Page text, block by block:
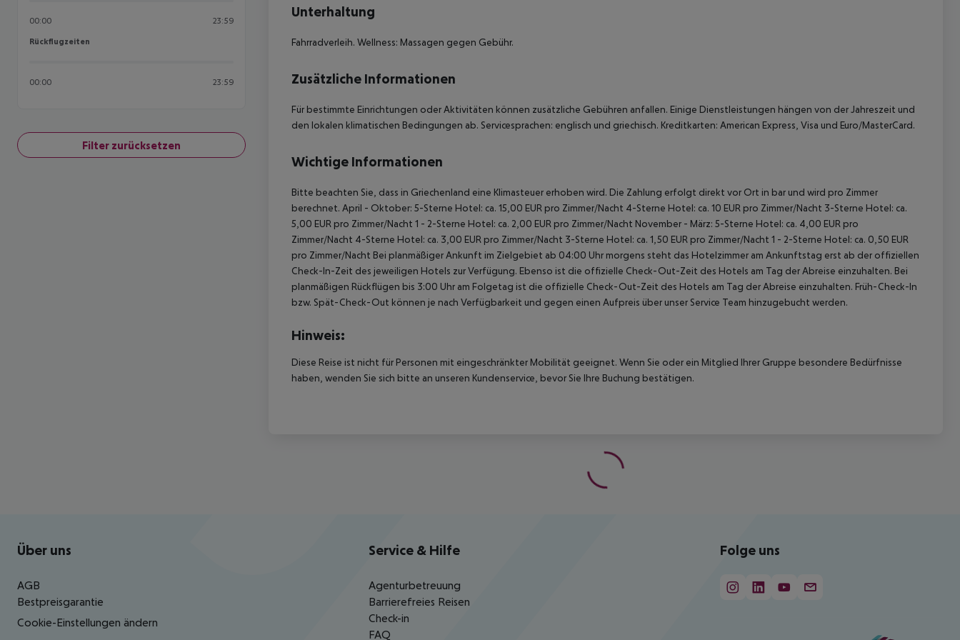
00:00 23:59
Rückflugzeiten
Rückflugzeiten
00:00 23:59
Filter zurücksetzen
Unterhaltung
Fahrradverleih. Wellness: Massagen gegen Gebühr.
Zusätzliche Informationen
Für bestimmte Einrichtungen oder Aktivitäten können zusätzliche Gebühren anfallen. Einige Dienstleistungen hängen von der Jahreszeit und
den lokalen klimatischen Bedingungen ab. Servicesprachen: englisch und griechisch. Kreditkarten: American Express, Visa und Euro/MasterCard.
Wichtige Informationen
Bitte beachten Sie, dass in Griechenland eine Klimasteuer erhoben wird. Die Zahlung erfolgt direkt vor Ort in bar und wird pro Zimmer
berechnet. April - Oktober: 5-Sterne Hotel: ca. 15,00 EUR pro Zimmer/Nacht 4-Sterne Hotel: ca. 10 EUR pro Zimmer/Nacht 3-Sterne Hotel: ca.
5,00 EUR pro Zimmer/Nacht 1 - 2-Sterne Hotel: ca. 2,00 EUR pro Zimmer/Nacht November - März: 5-Sterne Hotel: ca. 4,00 EUR pro
Zimmer/Nacht 4-Sterne Hotel: ca. 3,00 EUR pro Zimmer/Nacht 3-Sterne Hotel: ca. 1,50 EUR pro Zimmer/Nacht 1 - 2-Sterne Hotel: ca. 0,50 EUR
pro Zimmer/Nacht Bei planmäßiger Ankunft im Zielgebiet ab 04:00 Uhr morgens steht das Hotelzimmer am Ankunftstag erst ab der offiziellen
Check-In-Zeit des jeweiligen Hotels zur Verfügung. Ebenso ist die offizielle Check-Out-Zeit des Hotels am Tag der Abreise einzuhalten. Bei
planmäßigen Rückflügen bis 3:00 Uhr am Folgetag ist die offizielle Check-Out-Zeit des Hotels am Tag der Abreise einzuhalten. Früh-Check-In
bzw. Spät-Check-Out können je nach Verfügbarkeit und gegen einen Aufpreis über unser Service Team hinzugebucht werden.
Hinweis:
Diese Reise ist nicht für Personen mit eingeschränkter Mobilität geeignet. Wenn Sie oder ein Mitglied Ihrer Gruppe besondere Bedürfnisse
haben, wenden Sie sich bitte an unseren Kundenservice, bevor Sie Ihre Buchung bestätigen.
Footer navigation
Über uns
AGB
Bestpreisgarantie
Cookie-Einstellungen ändern
Service & Hilfe
Agenturbetreuung
Barrierefreies Reisen
Check-in
FAQ
Folge uns